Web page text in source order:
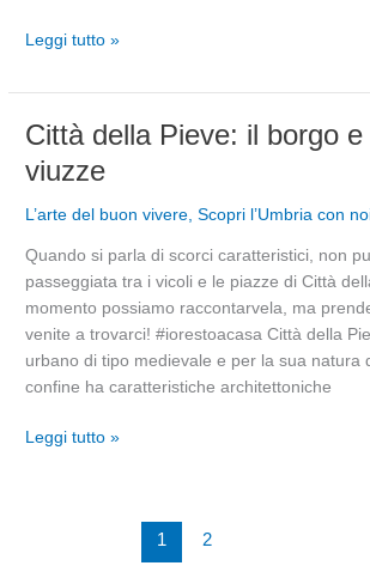
Leggi tutto »
Città della Pieve: il borgo
viuzze
L’arte del buon vivere,Scopri l’Umbria con
Quando si parla di scorci caratteristici, non
passeggiata tra i vicoli e le piazze di Città
momento possiamo raccontarvela, ma
venite a trovarci! #iorestoacasa Città della
urbano di tipo medievale e per la sua natura
confine ha caratteristiche architettoniche
Città
Pieve:
il
e
le
sue
viuzze
Leggi tutto »
1 2